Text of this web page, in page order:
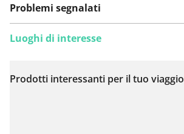
Problemi segnalati
Visualizza sulla mappa
Luoghi di interesse
Prodotti interessanti per il tuo viaggio